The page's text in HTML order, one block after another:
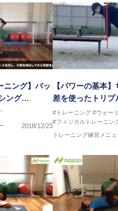
ニング】バッ
ング…
2018/12/23
【パワーの基本
差を使ったトリ
#トレーニング #ウォー
#フィジカルトレーニン
トレーニング練習メニュ